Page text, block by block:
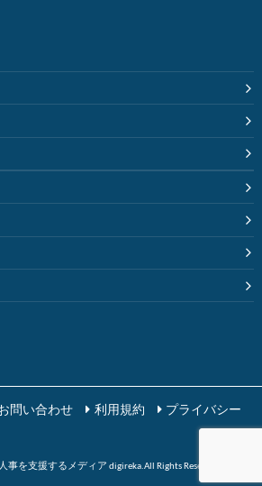
問い合わせ 利用規約
プライバシー
事を支援するメディア digireka.All Rights Reserved.